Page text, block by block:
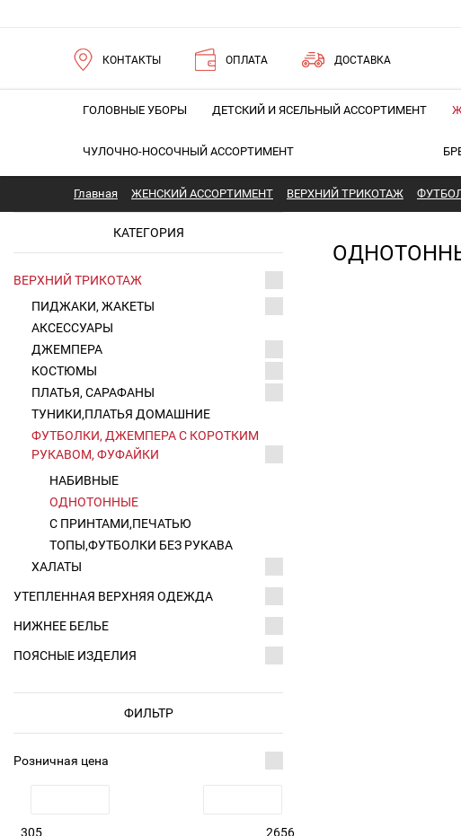
КОНТАКТЫ ОПЛАТА ДОСТАВКА
ГОЛОВНЫЕ УБОРЫ ДЕТСКИЙ И ЯСЕЛЬНЫЙ АССОРТИМЕНТ
ЧУЛОЧНО-НОСОЧНЫЙ АССОРТИМЕНТ
Главная ЖЕНСКИЙ АССОРТИМЕНТ ВЕРХНИЙ ТРИКОТАЖ
КАТЕГОРИЯ
ВЕРХНИЙ ТРИКОТАЖ
ПИДЖАКИ, ЖАКЕТЫ
АКСЕССУАРЫ
ДЖЕМПЕРА
КОСТЮМЫ
ПЛАТЬЯ, САРАФАНЫ
ТУНИКИ,ПЛАТЬЯ ДОМАШНИЕ
ФУТБОЛКИ, ДЖЕМПЕРА С КОРОТКИМ
РУКАВОМ, ФУФАЙКИ
НАБИВНЫЕ
ОДНОТОННЫЕ
С ПРИНТАМИ,ПЕЧАТЬЮ
ТОПЫ,ФУТБОЛКИ БЕЗ РУКАВА
ХАЛАТЫ
УТЕПЛЕННАЯ ВЕРХНЯЯ ОДЕЖДА
НИЖНЕЕ БЕЛЬЕ
ПОЯСНЫЕ ИЗДЕЛИЯ
ФИЛЬТР
Розничная цена
305 2656